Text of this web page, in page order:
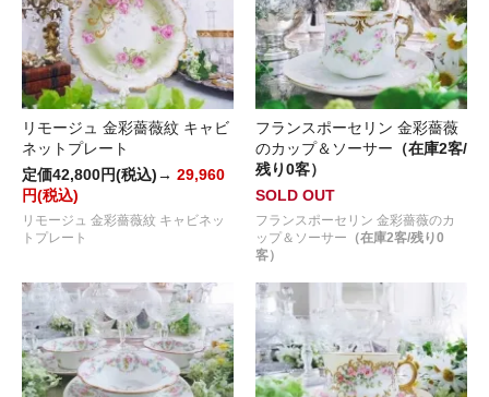
リモージュ 金彩薔薇紋 キャビ
ネットプレート
定価42,800円(税込)→ 29,960
円(税込)
リモージュ 金彩薔薇紋 キャビネッ
トプレート
フランスポーセリン 金彩薔薇
のカップ＆ソーサー （在庫2客/
残り0客）
SOLD OUT
フランスポーセリン 金彩薔薇のカ
ップ＆ソーサー （在庫2客/残り0
客）